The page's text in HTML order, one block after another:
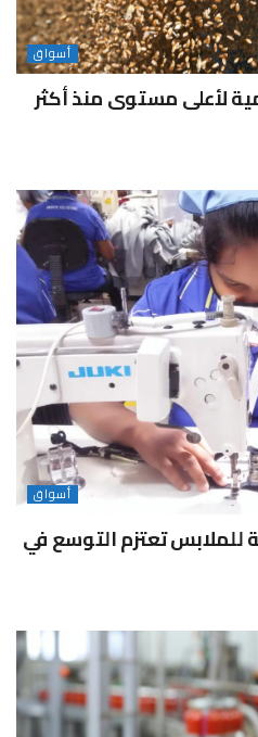
أسواق
لأعلى مستوى منذ أكثر
أسواق
للملابس تعتزم التوسع في